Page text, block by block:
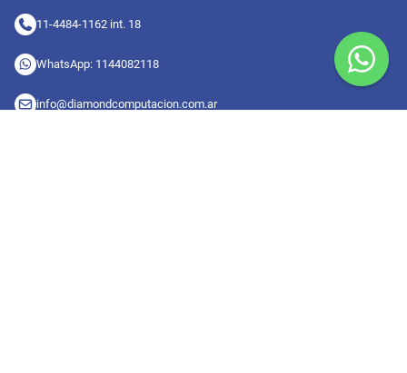
11-4484-1162 int. 18
WhatsApp: 1144082118
info@diamondcomputacion.com.ar